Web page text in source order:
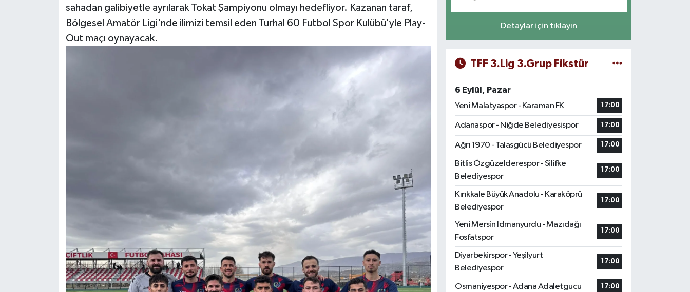
sahadan galibiyetle ayrılarak Tokat Şampiyonu olmayı hedefliyor. Kazanan taraf,
Bölgesel Amatör Ligi'nde ilimizi temsil eden Turhal 60 Futbol Spor Kulübü'yle Play-
Out maçı oynayacak.
Detaylar için tıklayın
TFF 3.Lig 3.Grup Fikstür
6 Eylül, Pazar
Yeni Malatyaspor - Karaman FK
17:00
Adanaspor - Niğde Belediyesispor 17:00
Ağrı 1970 - Talasgücü Belediyespor 17:00
Bitlis Özgüzelderespor - Silifke
Belediyespor
17:00
Kırıkkale Büyük Anadolu - Karaköprü
Belediyespor
17:00
Yeni Mersin Idmanyurdu - Mazıdağı
Fosfatspor
17:00
Diyarbekirspor - Yeşilyurt
Belediyespor
17:00
Osmaniyespor - Adana Adaletgucu 17:00